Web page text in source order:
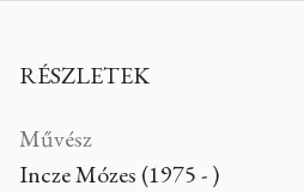
RÉSZLETEK
Művész
Incze Mózes (1975 - )